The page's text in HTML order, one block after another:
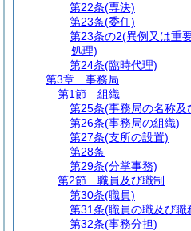
第22条(専決)
第23条(委任)
第23条の2(異例又は重
処理)
第24条(臨時代理)
第3章
事務局
第1節
組織
第25条(事務局の名称及
第26条(事務局の組織)
第27条(支所の設置)
第28条
第29条(分掌事務)
第2節
職員及び職制
第30条(職員)
第31条(職員の職及び職
第32条(事務分担)